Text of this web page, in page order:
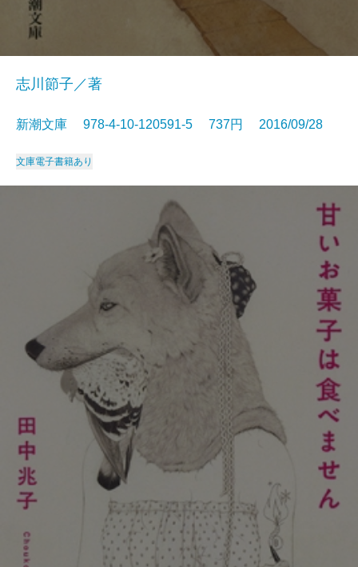
志川節子／著
新潮文庫 978-4-10-120591-5 737円 2016/09/28
文庫電子書籍あり